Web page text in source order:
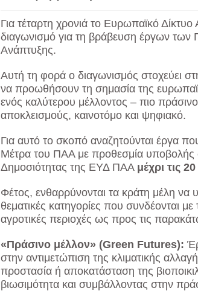
Για τέταρτη χρονιά το Ευρωπαϊκό
διαγωνισμό για τη βράβευση έργων των
Ανάπτυξης.
Αυτή τη φορά ο διαγωνισμός στοχεύει
να προωθήσουν τη σημασία της
ενός καλύτερου μέλλοντος – πιο
αποκλεισμούς, καινοτόμο και ψηφιακό.
Για αυτό το σκοπό αναζητούνται έργα
Μέτρα του ΠΑΑ με προθεσμία υποβολής
Δημοσιότητας της ΕΥΔ ΠΑΑ μέχρι τις
Φέτος, ενθαρρύνονται τα κράτη μέλη να
θεματικές κατηγορίες που συνδέονται
αγροτικές περιοχές ως προς τις
«Πράσινο μέλλον» (Green Futures):
στην αντιμετώπιση της κλιματικής
προστασία ή αποκατάσταση της
βιωσιμότητα και συμβάλλοντας στην